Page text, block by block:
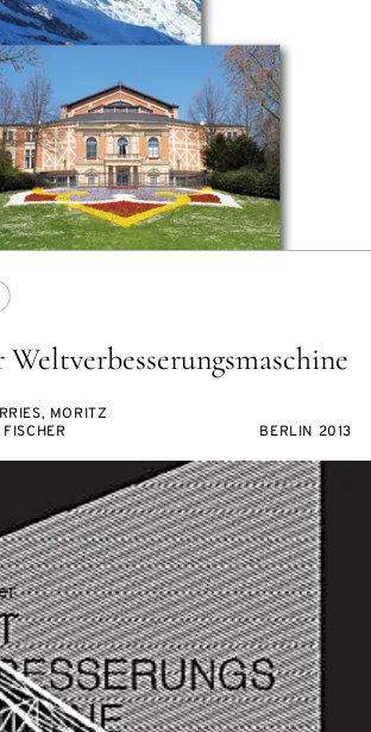
MORITZ
BERLIN 2013